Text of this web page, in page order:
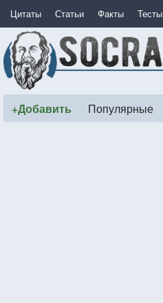
Цитаты Статьи Факты Тесты
+Добавить Популярные